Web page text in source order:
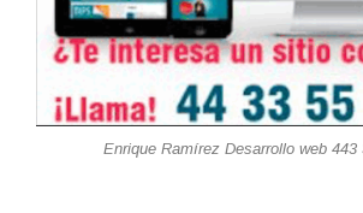
Enrique Ramírez Desarrollo web 443